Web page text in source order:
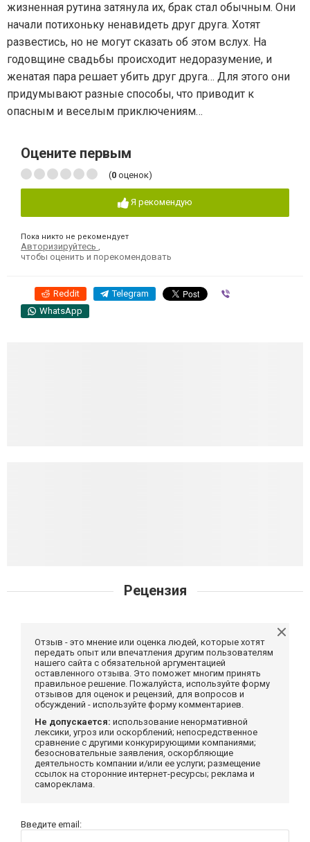
жизненная рутина затянула их, брак стал обычным. Они
начали потихоньку ненавидеть друг друга. Хотят
развестись, но не могут сказать об этом вслух. На
годовщине свадьбы происходит недоразумение, и
женатая пара решает убить друг друга… Для этого они
придумывают разные способы, что приводит к
опасным и веселым приключениям…
Оцените первым
(0 оценок)
Я рекомендую
Пока никто не рекомендует
Авторизируйтесь
чтобы оценить и порекомендовать
Reddit Telegram
WhatsApp
Рецензия
Отзыв - это мнение или оценка людей, которые хотят
передать опыт или впечатления другим пользователям
нашего сайта с обязательной аргументацией
оставленного отзыва. Это поможет многим принять
правильное решение. Пожалуйста, используйте форму
отзывов для оценок и рецензий, для вопросов и
обсуждений - используйте форму комментариев.
Не допускается: использование ненормативной
лексики, угроз или оскорблений; непосредственное
сравнение с другими конкурирующими компаниями;
безосновательные заявления, оскорбляющие
деятельность компании и/или ее услуги; размещение
ссылок на сторонние интернет-ресурсы; реклама и
самореклама.
Введите email: